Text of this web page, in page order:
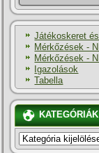
Játékoskeret
Mérkőzések -
Mérkőzések -
Igazolások
Tabella
KATEGÓRIÁK
KATEGÓRIÁK